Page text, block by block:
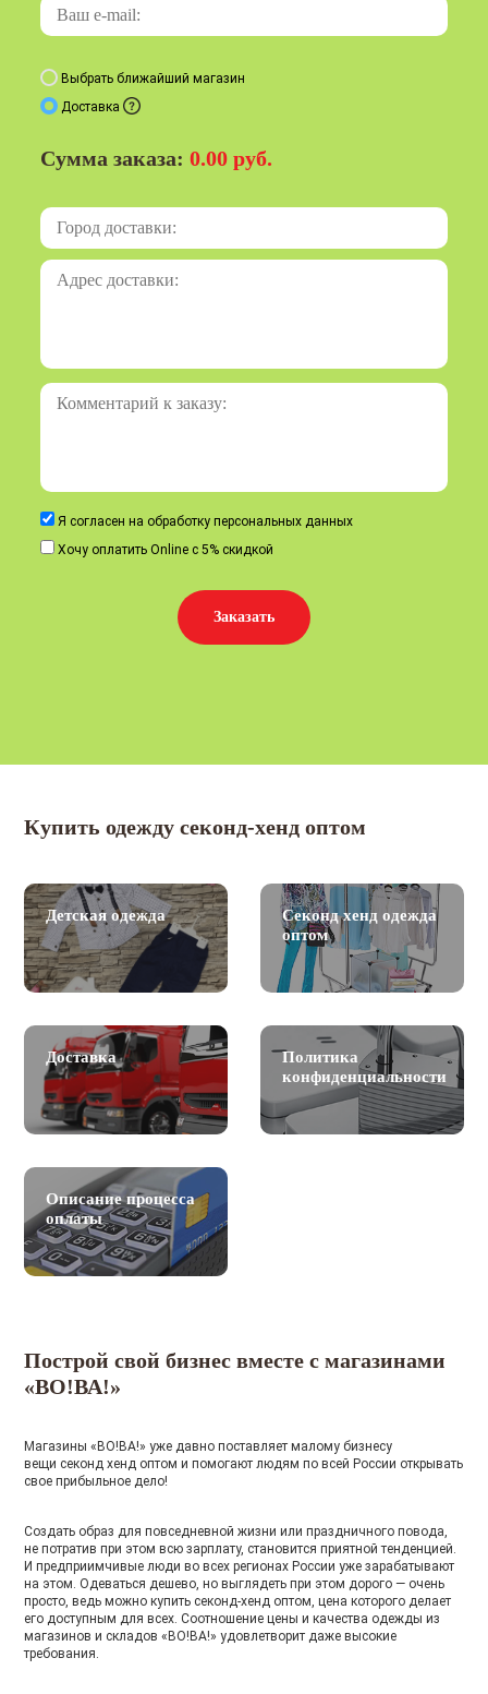
Выбрать ближайший магазин
Доставка
Сумма заказа:0.00 руб.
Я согласен на обработку персональных данных
Хочу оплатить Online с 5% скидкой
Заказать
Купить одежду секонд-хенд оптом
Детская одежда
Секонд хенд одежда
оптом
Доставка
Политика
конфиденциальности
Описание процесса
оплаты
Построй свой бизнес вместе с магазинами
«ВО!ВА!»
Магазины «ВО!ВА!» уже давно поставляет малому бизнесу
вещи секонд хенд оптом и помогают людям по всей России открывать
свое прибыльное дело!
Создать образ для повседневной жизни или праздничного повода,
не потратив при этом всю зарплату, становится приятной тенденцией.
И предприимчивые люди во всех регионах России уже зарабатывают
на этом. Одеваться дешево, но выглядеть при этом дорого — очень
просто, ведь можно купить секонд-хенд оптом, цена которого делает
его доступным для всех. Соотношение цены и качества одежды из
магазинов и складов «ВО!ВА!» удовлетворит даже высокие
требования.